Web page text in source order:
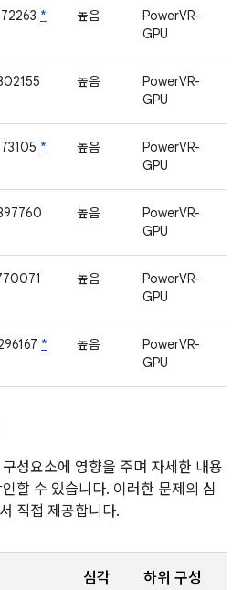
* 높음
PowerVR-
GPU
높음
PowerVR-
GPU
* 높음
PowerVR-
GPU
높음
PowerVR-
GPU
높음
PowerVR-
GPU
* 높음
PowerVR-
GPU
성요소에 영향을 주며 자세한 내용
할 수 있습니다. 이러한 문제의 심
직접 제공합니다.
심각
하위 구성